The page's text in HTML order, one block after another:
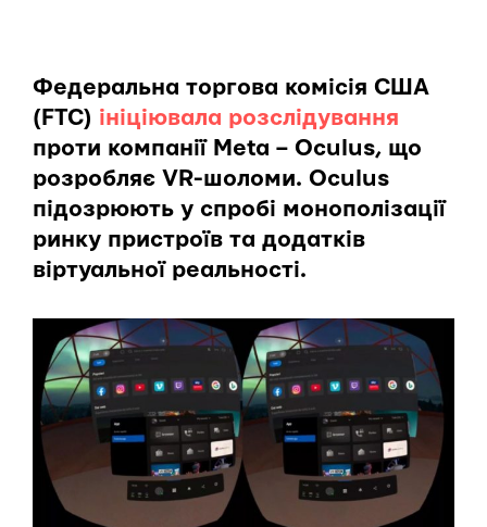
Федеральна торгова комісія США
(FTC) ініціювала розслідування
проти компанії Meta – Oculus, що
розробляє VR-шоломи. Oculus
підозрюють у спробі монополізації
ринку пристроїв та додатків
віртуальної реальності.